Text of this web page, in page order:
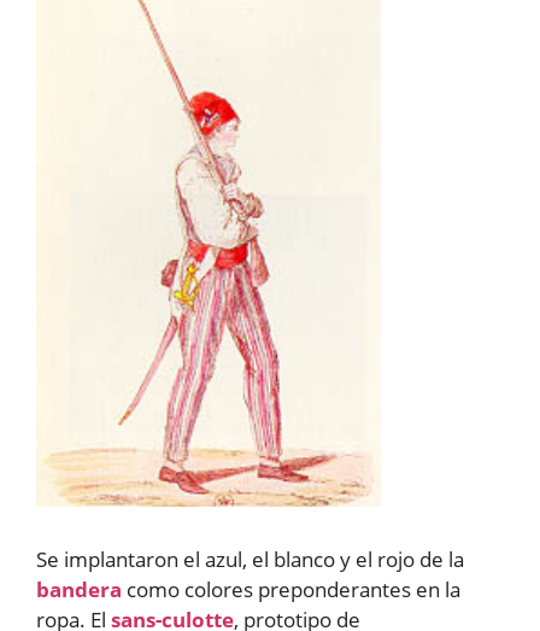
Se implantaron el azul, el blanco y el rojo de la
bandera como colores preponderantes en la
ropa. El sans-culotte, prototipo de